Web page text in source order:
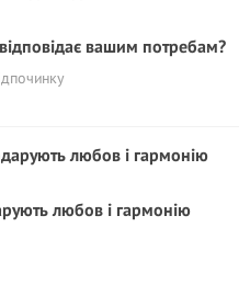
вашим потребам?
любов і гармонію